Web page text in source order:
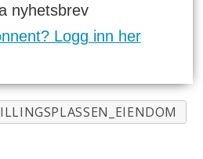
nyhetsbrev
Logg inn her